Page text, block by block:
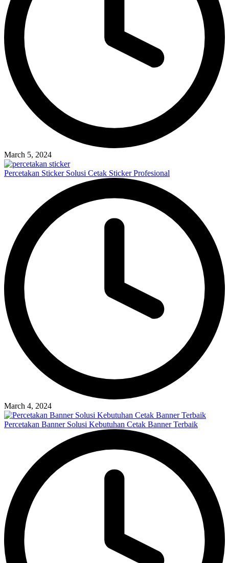
March 5, 2024
Percetakan Sticker Solusi Cetak Sticker Profesional
March 4, 2024
Percetakan Banner Solusi Kebutuhan Cetak Banner Terbaik